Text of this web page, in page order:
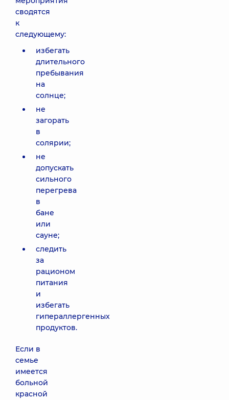
сводятся
к
следующему:
избегать
длительного
пребывания
на
солнце;
не
загорать
в
солярии;
не
допускать
сильного
перегрева
в
бане
или
сауне;
следить
за
рационом
питания
и
избегать
гипераллергенных
продуктов.
Если в
семье
имеется
больной
красной